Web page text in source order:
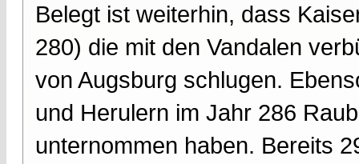
Belegt ist weiterhin, dass
280) die mit den Vandalen
von Augsburg schlugen.
und Herulern im Jahr 286
unternommen haben. Bereits